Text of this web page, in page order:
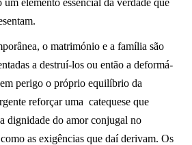
um elemento essencial da verdade que
o matrimónio e a família são
a destruí-los ou então a deformá-
perigo o próprio equilíbrio da
reforçar uma catequese que
dignidade do amor conjugal no
as exigências que daí derivam. Os